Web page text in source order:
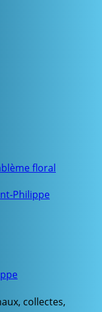
floral
Philippe
collectes,